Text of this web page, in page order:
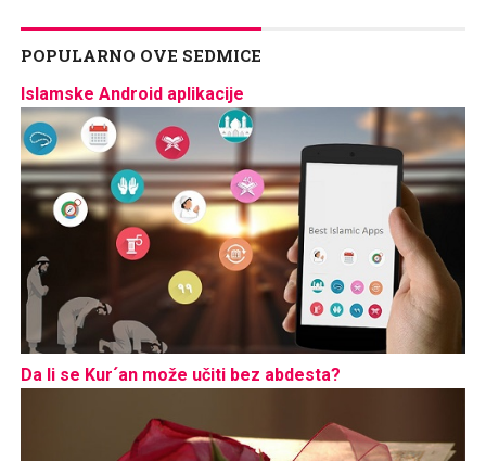
POPULARNO OVE SEDMICE
Islamske Android aplikacije
Da li se Kur´an može učiti bez abdesta?